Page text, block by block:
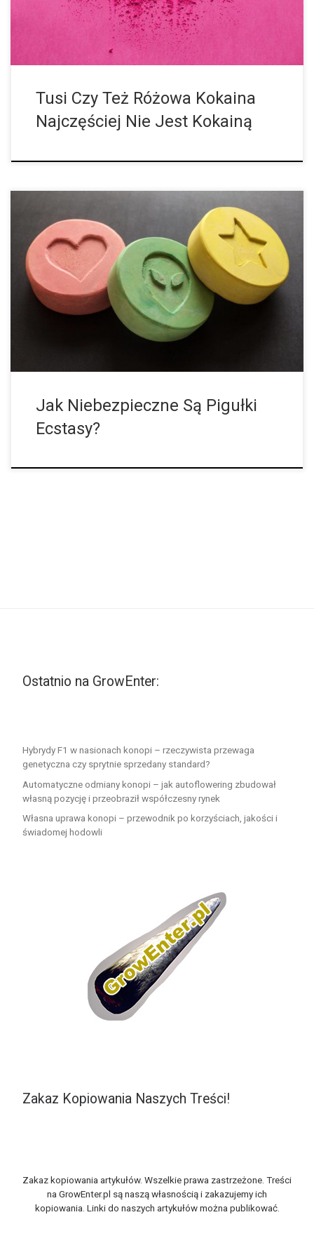
Tusi Czy Też Różowa Kokaina
Najczęściej Nie Jest Kokainą
Jak prawdopodobne są poważne lub nawet śmiertelne
konsekwencje stosowania ecstasy? Naukowcy z Holandii
obliczyli ryzyko. Z tabletki ecstasy nie da się stwierdzić, ile
zawiera w sobie MDMA. W rzeczywistości zawartość […]
Jak Niebezpieczne Są Pigułki
Ecstasy?
Ostatnio na GrowEnter:
Hybrydy F1 w nasionach konopi – rzeczywista przewaga
genetyczna czy sprytnie sprzedany standard?
Automatyczne odmiany konopi – jak autoflowering zbudował
własną pozycję i przeobraził współczesny rynek
Własna uprawa konopi – przewodnik po korzyściach, jakości i
świadomej hodowli
Zakaz Kopiowania Naszych Treści!
Zakaz kopiowania artykułów. Wszelkie prawa zastrzeżone. Treści
na GrowEnter.pl są naszą własnością i zakazujemy ich
kopiowania. Linki do naszych artykułów można publikować.